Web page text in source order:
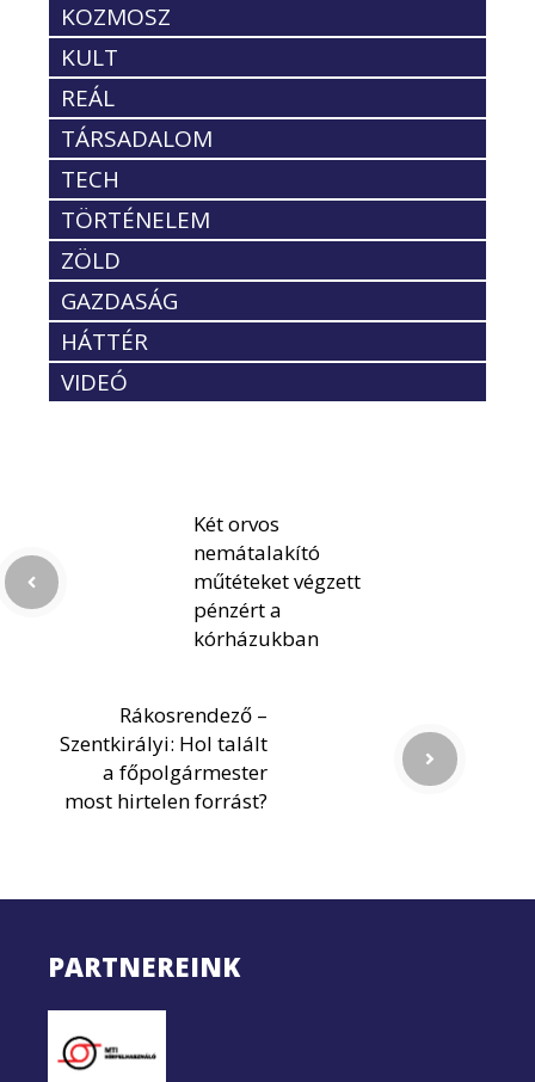
KOZMOSZ
KULT
REÁL
TÁRSADALOM
TECH
TÖRTÉNELEM
ZÖLD
GAZDASÁG
HÁTTÉR
VIDEÓ
Két orvos
nemátalakító
műtéteket végzett
pénzért a
kórházukban
Rákosrendező –
Szentkirályi: Hol talált
a főpolgármester
most hirtelen forrást?
PARTNEREINK